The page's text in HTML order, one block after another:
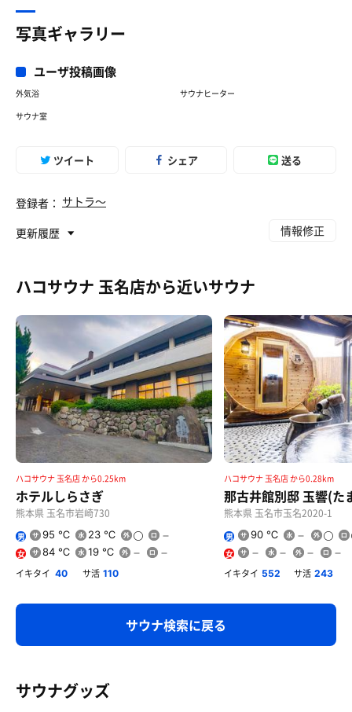
写真ギャラリー
ユーザ投稿画像
外気浴
サウナヒーター
サウナ室
ツイート シェア 送る
登録者： サトラ〜
更新履歴
情報修正
ハコサウナ 玉名店から近いサウナ
ハコサウナ 玉名店 から0.25km
ホテルしらさぎ
熊本県 玉名市岩崎730
男 95 ℃ 23 ℃
女 84 ℃ 19 ℃
イキタイ 40 サ活 110
ハコサウナ 玉名店 から0.28km
那古井館別邸 玉響(た
熊本県 玉名市玉名2020-1
男 90 ℃
女
イキタイ 552 サ活 243
サウナ検索に戻る
サウナグッズ